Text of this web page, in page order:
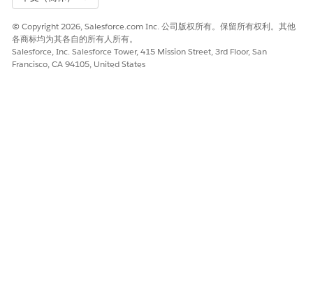
© Copyright 2026, Salesforce.com Inc. 公司版权所有。保留所有权利。其他
各商标均为其各自的所有人所有。
Salesforce, Inc. Salesforce Tower, 415 Mission Street, 3rd Floor, San
Francisco, CA 94105, United States